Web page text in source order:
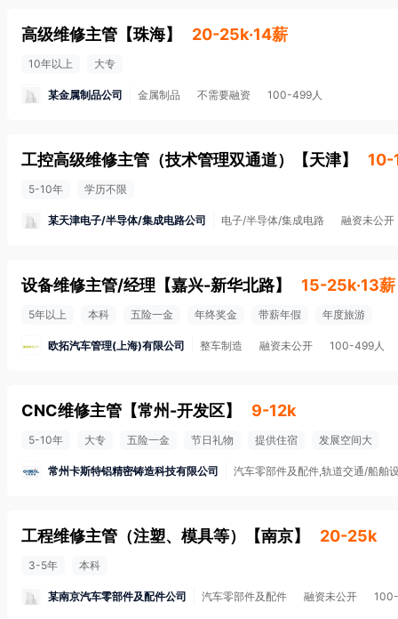
高级维修主管 【珠海】 20-25k·14薪
10年以上 大专
某金属制品公司 金属制品 不需要融资 100-499人
工控高级维修主管（技术管理双通道） 【天津】 10-
5-10年 学历不限
某天津电子/半导体/集成电路公司 电子/半导体/集成电路 融资未公开
设备维修主管/经理 【嘉兴-新华北路】 15-25k·13薪
5年以上 本科 五险一金 年终奖金 带薪年假 年度旅游
欧拓汽车管理(上海)有限公司 整车制造 融资未公开 100-499人
CNC维修主管 【常州-开发区】 9-12k
5-10年 大专 五险一金 节日礼物 提供住宿 发展空间大
常州卡斯特铝精密铸造科技有限公司 汽车零部件及配件,轨道交通/船舶
工程维修主管（注塑、模具等） 【南京】 20-25k
3-5年 本科
某南京汽车零部件及配件公司 汽车零部件及配件 融资未公开